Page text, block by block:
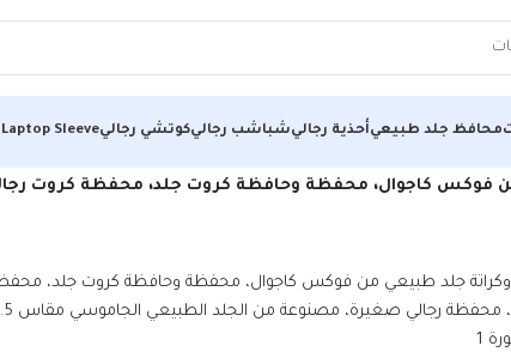
محافظ جلد طبيعيأحذية رجاليشباشب رجاليكوتشي رجاليLaptop Sleeve
كاجوال، محفظة وحافظة كروت جلد، محفظة كروت رجالي،
اضغط للتكبير